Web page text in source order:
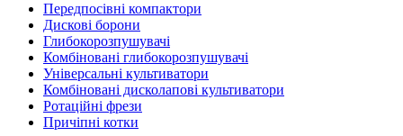
Передпосівні компактори
Дискові борони
Глибокорозпушувачі
Комбіновані глибокорозпушувачі
Універсальні культиватори
Комбіновані дисколапові культиватори
Ротаційні фрези
Причіпні котки